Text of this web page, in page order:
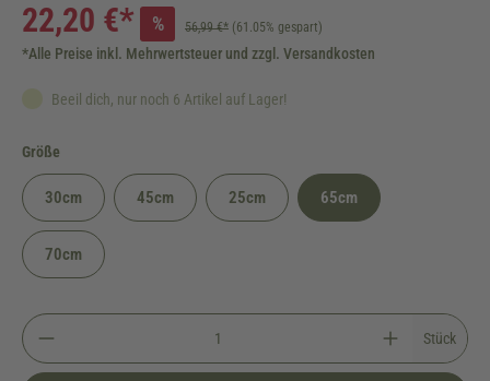
22,20 €* % 56,99 €* (61.05% gespart)
*Alle Preise inkl. Mehrwertsteuer und zzgl. Versandkosten
Beeil dich, nur noch 6 Artikel auf Lager!
Größe
30cm 45cm 25cm 65cm
70cm
Stück